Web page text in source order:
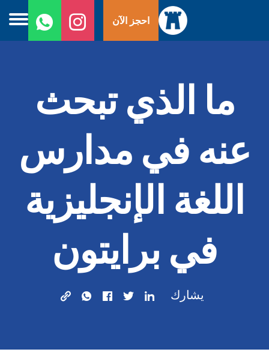
احجز الآن
ما الذي تبحث
عنه في مدارس
اللغة الإنجليزية
في برايتون
يشارك